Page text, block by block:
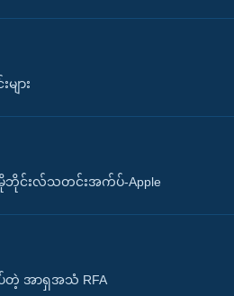
ျား
င်းလ်သတင်းအက်ပ်-Apple
အာရှအသံ RFA